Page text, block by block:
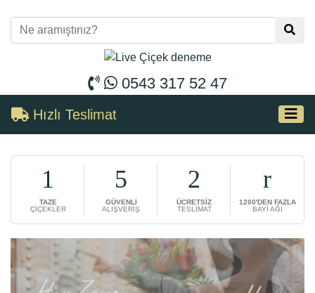
0543 317 52 47
Hızlı Teslimat
TAZE
ÇİÇEKLER
GÜVENLİ
ALIŞVERİŞ
ÜCRETSİZ
TESLİMAT
1200'DEN FAZLA
BAYİ AĞI